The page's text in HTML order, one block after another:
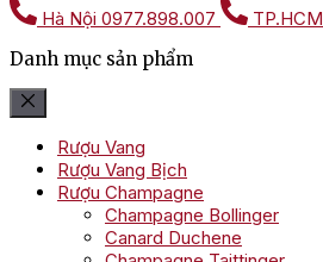
Hà Nội 0977.898.007 TP.HCM
Danh mục sản phẩm
Rượu Vang
Rượu Vang Bịch
Rượu Champagne
Champagne Bollinger
Canard Duchene